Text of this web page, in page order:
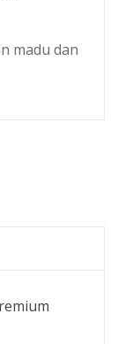
madu dan